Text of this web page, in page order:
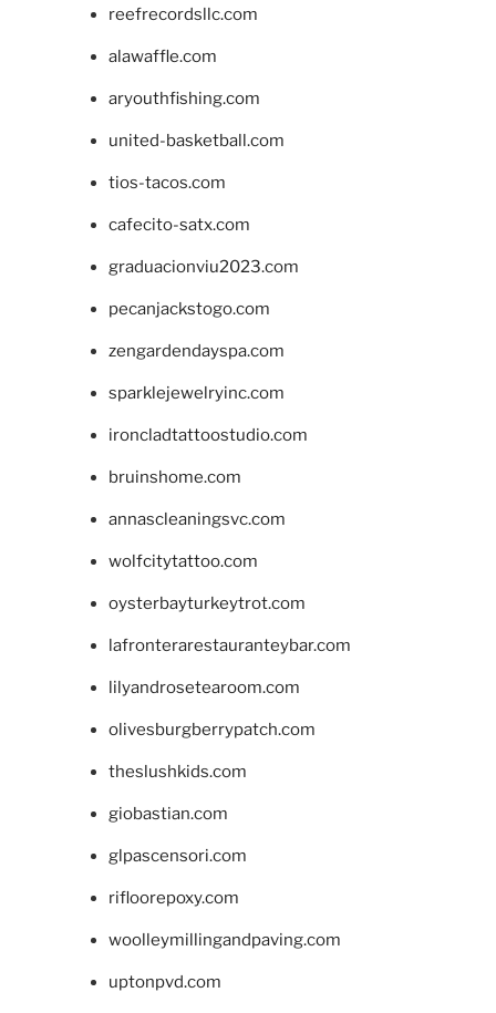
reefrecordsllc.com
alawaffle.com
aryouthfishing.com
united-basketball.com
tios-tacos.com
cafecito-satx.com
graduacionviu2023.com
pecanjackstogo.com
zengardendayspa.com
sparklejewelryinc.com
ironcladtattoostudio.com
bruinshome.com
annascleaningsvc.com
wolfcitytattoo.com
oysterbayturkeytrot.com
lafronterarestauranteybar.com
lilyandrosetearoom.com
olivesburgberrypatch.com
theslushkids.com
giobastian.com
glpascensori.com
rifloorepoxy.com
woolleymillingandpaving.com
uptonpvd.com